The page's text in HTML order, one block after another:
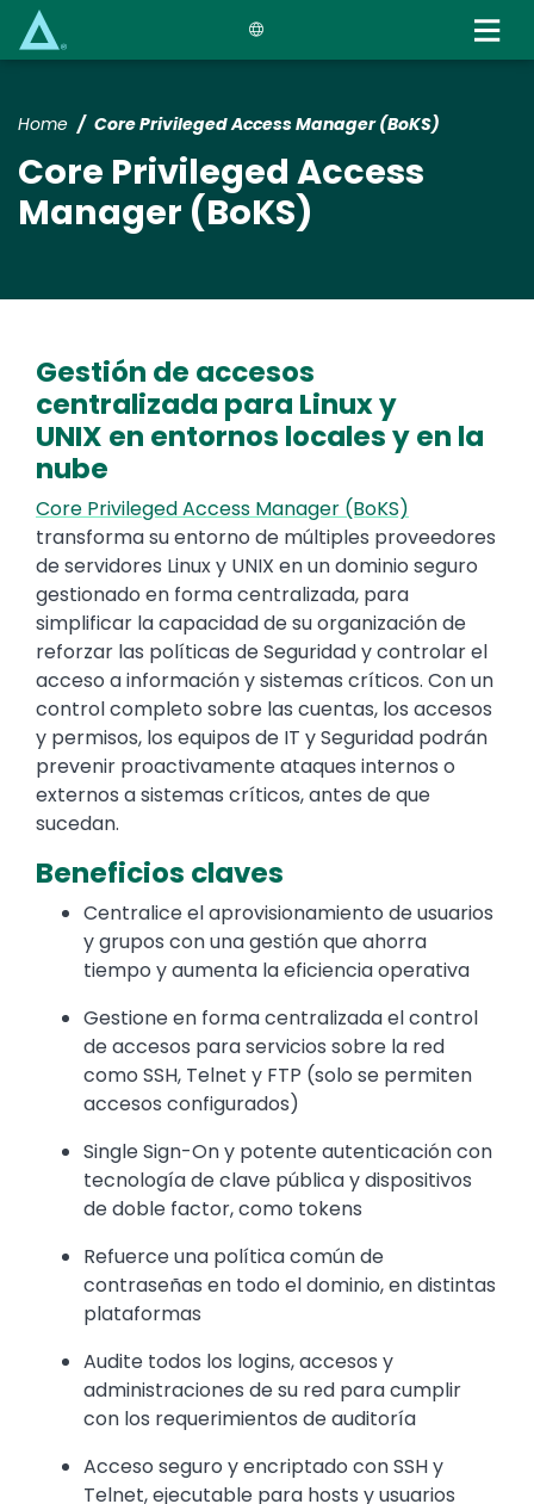
Home Core Privileged Access Manager (BoKS)
Core Privileged Access
Manager (BoKS)
Gestión de accesos
centralizada para Linux y
UNIX en entornos locales y en la
nube
Core Privileged Access Manager (BoKS)
transforma su entorno de múltiples proveedores
de servidores Linux y UNIX en un dominio seguro
gestionado en forma centralizada, para
simplificar la capacidad de su organización de
reforzar las políticas de Seguridad y controlar el
acceso a información y sistemas críticos. Con un
control completo sobre las cuentas, los accesos
y permisos, los equipos de IT y Seguridad podrán
prevenir proactivamente ataques internos o
externos a sistemas críticos, antes de que
sucedan.
Beneficios claves
Centralice el aprovisionamiento de usuarios
y grupos con una gestión que ahorra
tiempo y aumenta la eficiencia operativa
Gestione en forma centralizada el control
de accesos para servicios sobre la red
como SSH, Telnet y FTP (solo se permiten
accesos configurados)
Single Sign-On y potente autenticación con
tecnología de clave pública y dispositivos
de doble factor, como tokens
Refuerce una política común de
contraseñas en todo el dominio, en distintas
plataformas
Audite todos los logins, accesos y
administraciones de su red para cumplir
con los requerimientos de auditoría
Acceso seguro y encriptado con SSH y
Telnet, ejecutable para hosts y usuarios